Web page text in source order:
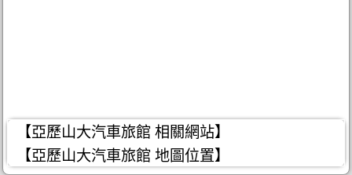
【亞歷山大汽車旅館 相關網站】
【亞歷山大汽車旅館 地圖位置】